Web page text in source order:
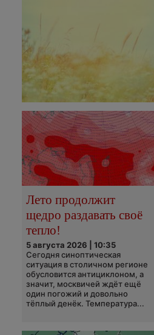
Лето продолжит
щедро раздавать своё
тепло!
5 августа 2026 | 10:35
Сегодня синоптическая
ситуация в столичном регионе
обусловится антициклоном, а
значит, москвичей ждёт ещё
один погожий и довольно
тёплый денёк. Температура...